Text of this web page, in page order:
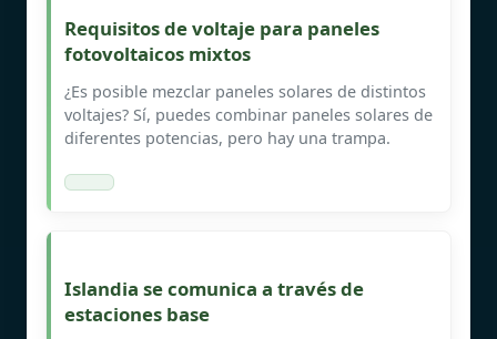
Requisitos de voltaje para paneles
fotovoltaicos mixtos
¿Es posible mezclar paneles solares de distintos
voltajes? Sí, puedes combinar paneles solares de
diferentes potencias, pero hay una trampa.
Islandia se comunica a través de
estaciones base